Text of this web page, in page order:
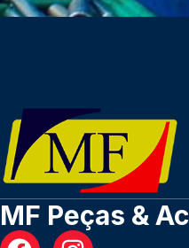
MF Peças &